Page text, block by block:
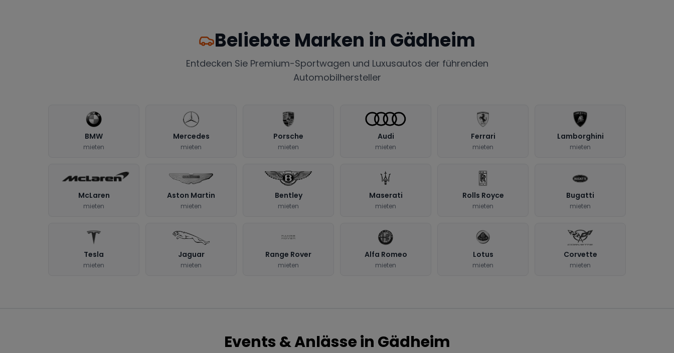
Beliebte Marken in Gädheim
Entdecken Sie Premium-Sportwagen und Luxusautos der führenden
Automobilhersteller
BMW
mieten
Mercedes
mieten
Porsche
mieten
Audi
mieten
Ferrari
mieten
Lamborghini
mieten
McLaren
mieten
Aston Martin
mieten
Bentley
mieten
Maserati
mieten
Rolls Royce
mieten
Bugatti
mieten
Tesla
mieten
Jaguar
mieten
Range Rover
mieten
Alfa Romeo
mieten
Lotus
mieten
Corvette
mieten
Events & Anlässe in Gädheim